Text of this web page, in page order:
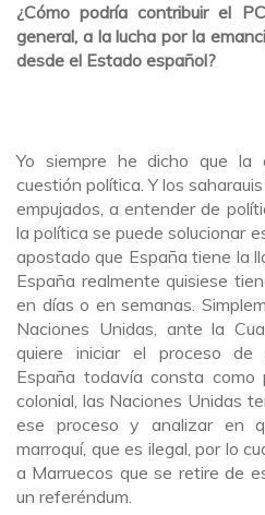
¿Cómo podría contribuir el
general, a la lucha por la
desde el Estado español?
Yo siempre he dicho que la
cuestión política. Y los
empujados, a entender de
la política se puede solucionar
apostado que España tiene la
España realmente quisiese
en días o en semanas.
Naciones Unidas, ante la
quiere iniciar el proceso de
España todavía consta como
colonial, las Naciones Unidas
ese proceso y analizar en
marroquí, que es ilegal, por lo
a Marruecos que se retire de
un referéndum.